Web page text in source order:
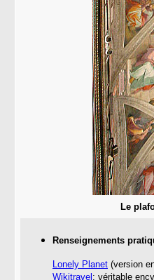
Le
Renseignements
Lonely Planet (version
Wikitravel : véritable